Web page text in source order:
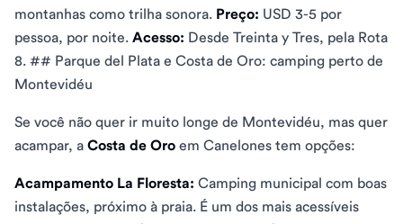
montanhas como trilha sonora. Preço: USD 3-5 por
pessoa, por noite. Acesso: Desde Treinta y Tres, pela Rota
8. ## Parque del Plata e Costa de Oro: camping perto de
Montevidéu
Se você não quer ir muito longe de Montevidéu, mas quer
acampar, a Costa de Oro em Canelones tem opções:
Acampamento La Floresta: Camping municipal com boas
instalações, próximo à praia. É um dos mais acessíveis